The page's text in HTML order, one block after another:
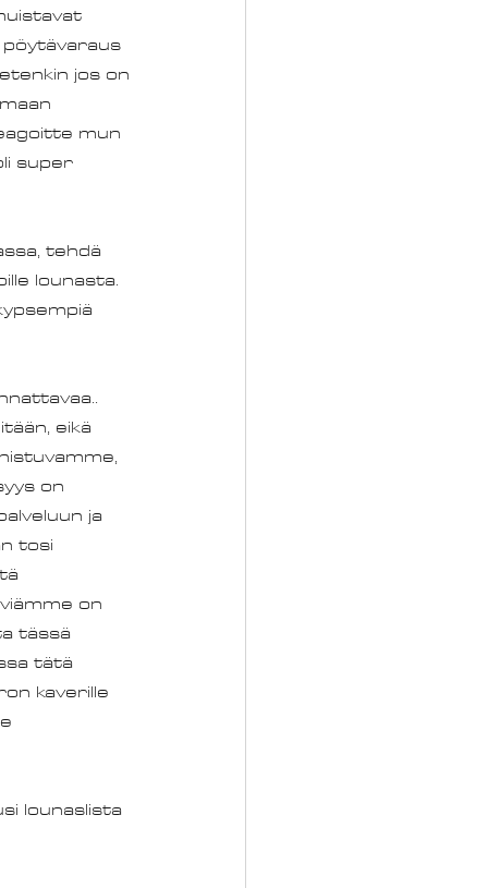
jos on
mun
super
tehdä
lounasta.
eikä
on
ja
tosi
on
tässä
tätä
kaverille
lounaslista